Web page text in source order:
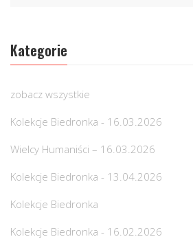
Kategorie
zobacz wszystkie
Kolekcje Biedronka - 16.03.2026
Wielcy Humaniści – 16.03.2026
Kolekcje Biedronka - 13.04.2026
Kolekcje Biedronka
Kolekcje Biedronka - 16.02.2026